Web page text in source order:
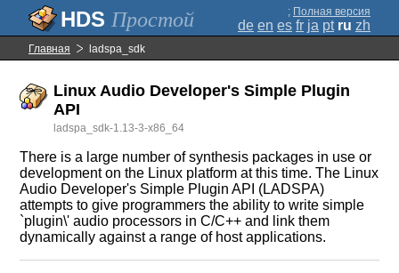
Простой ; Полная версия
de en es fr ja pt ru zh
Главная ladspa_sdk
Linux Audio Developer's Simple Plugin
API
ladspa_sdk-1.13-3-x86_64
There is a large number of synthesis packages in use or
development on the Linux platform at this time. The Linux
Audio Developer's Simple Plugin API (LADSPA)
attempts to give programmers the ability to write simple
`plugin\' audio processors in C/C++ and link them
dynamically against a range of host applications.